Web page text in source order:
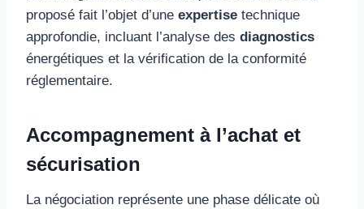
proposé fait l’objet d’une expertise technique
approfondie, incluant l’analyse des diagnostics
énergétiques et la vérification de la conformité
réglementaire.
Accompagnement à l’achat et
sécurisation
La négociation représente une phase délicate où